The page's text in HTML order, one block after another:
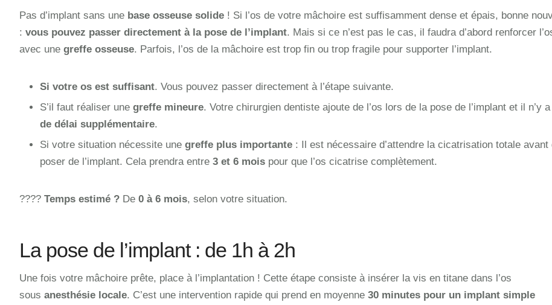
Pas d’implant sans une base osseuse solide ! Si l’os de votre mâchoire est suffisamment dense et épais, bonne
: vous pouvez passer directement à la pose de l’implant. Mais si ce n’est pas le cas, il faudra d’abord renforcer
avec une greffe osseuse. Parfois, l’os de la mâchoire est trop fin ou trop fragile pour supporter l’implant.
Si votre os est suffisant. Vous pouvez passer directement à l’étape suivante.
S’il faut réaliser une greffe mineure. Votre chirurgien dentiste ajoute de l’os lors de la pose de l’implant et il n’y a
de délai supplémentaire.
Si votre situation nécessite une greffe plus importante : Il est nécessaire d’attendre la cicatrisation totale avant
poser de l’implant. Cela prendra entre 3 et 6 mois pour que l’os cicatrise complètement.
???? Temps estimé ? De 0 à 6 mois, selon votre situation.
La pose de l’implant : de 1h à 2h
Une fois votre mâchoire prête, place à l’implantation ! Cette étape consiste à insérer la vis en titane dans l’os
sous anesthésie locale. C’est une intervention rapide qui prend en moyenne 30 minutes pour un implant simple